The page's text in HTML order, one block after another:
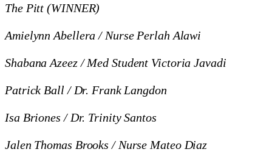
The Pitt (WINNER)
Amielynn Abellera / Nurse Perlah Alawi
Shabana Azeez / Med Student Victoria Javadi
Patrick Ball / Dr. Frank Langdon
Isa Briones / Dr. Trinity Santos
Jalen Thomas Brooks / Nurse Mateo Diaz